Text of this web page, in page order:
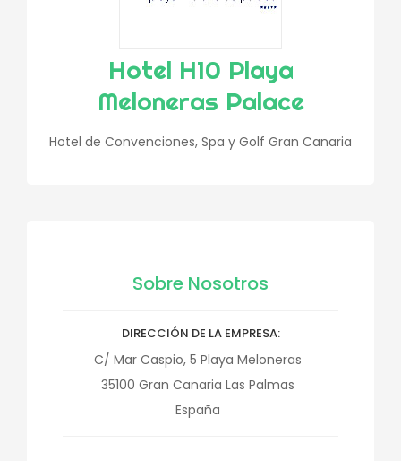
Hotel H10 Playa
Meloneras Palace
Hotel de Convenciones, Spa y Golf Gran Canaria
Sobre Nosotros
DIRECCIÓN DE LA EMPRESA
C/ Mar Caspio, 5 Playa Meloneras
35100 Gran Canaria Las Palmas
España